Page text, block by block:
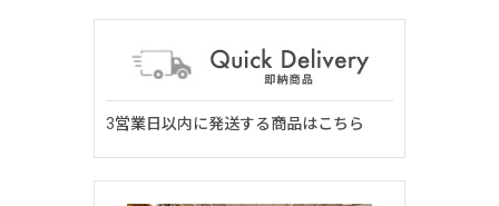
3営業日以内に発送する商品はこちら